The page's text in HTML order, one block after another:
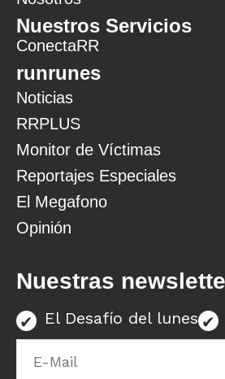
Nuestros Servicios
ConectaRR
runrunes
Noticias
RRPLUS
Monitor de Víctimas
Reportajes Especiales
El Megafono
Opinión
Nuestras
El Desafío del lunes